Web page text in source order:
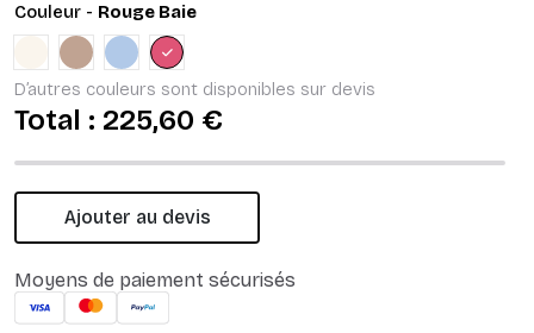
Couleur - Rouge Baie
Brun pastelBleu pastel
Rouge Baie
D’autres couleurs sont disponibles sur devis
Total : 225,60 €
Ajouter au devis
Moyens de paiement sécurisés